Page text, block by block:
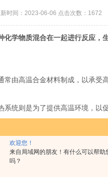
欢迎您！
来自局域网的朋友！有什么可以帮助
吗？
时间：2023-06-06 点击次数：1672
学物质混合在一起进行反应，
由高温合金材料制成，以承受
统则是为了提供高温环境，以